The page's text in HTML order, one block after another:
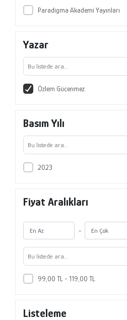
Paradigma Akademi Yayınları
Yazar
Özlem Gücenmez
Basım Yılı
2023
Fiyat Aralıkları
-
99,00 TL - 119,00 TL
Listeleme